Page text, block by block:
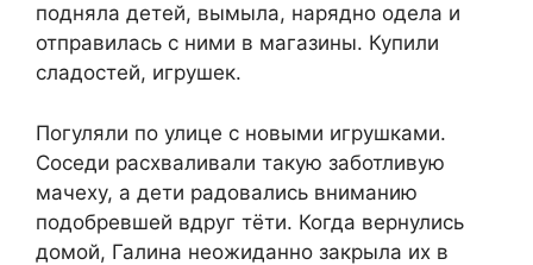
подняла детей, вымыла, нарядно одела и
отправилась с ними в магазины. Купили
сладостей, игрушек.
Погуляли по улице с новыми игрушками.
Соседи расхваливали такую заботливую
мачеху, а дети радовались вниманию
подобревшей вдруг тёти. Когда вернулись
домой, Галина неожиданно закрыла их в